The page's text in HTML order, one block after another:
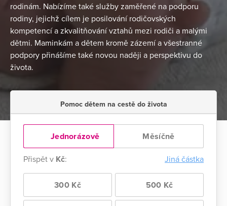
rodinám. Nabízíme také služby zaměřené na podporu
rodiny, jejichž cílem je posilování rodičovských
kompetencí a zkvalitňování vztahů mezi rodiči a malými
dětmi. Maminkám a dětem kromě zázemí a všestranné
podpory přinášíme také novou naději a perspektivu do
života.
Pomoc dětem na cestě do života
Jednorázově Měsíčně
Přispět v Kč: Jiná částka
300 Kč 500 Kč